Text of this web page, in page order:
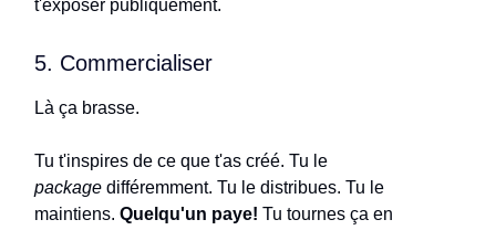
t'exposer publiquement.
5. Commercialiser
Là ça brasse.
Tu t'inspires de ce que t'as créé. Tu le
package différemment. Tu le distribues. Tu le
maintiens. Quelqu'un paye! Tu tournes ça en